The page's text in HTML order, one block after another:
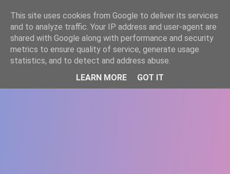
WWW.GAZISTI.RO
This site uses cookies from Google to deliver its services
and to analyze traffic. Your IP address and user-agent are
shared with Google along with performance and security
metrics to ensure quality of service, generate usage
statistics, and to detect and address abuse.
LEARN MORE
GOT IT